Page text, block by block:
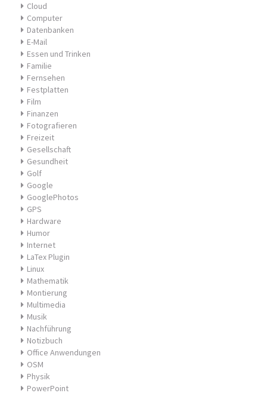
Cloud
Computer
Datenbanken
E-Mail
Essen und Trinken
Familie
Fernsehen
Festplatten
Film
Finanzen
Fotografieren
Freizeit
Gesellschaft
Gesundheit
Golf
Google
GooglePhotos
GPS
Hardware
Humor
Internet
LaTex Plugin
Linux
Mathematik
Montierung
Multimedia
Musik
Nachführung
Notizbuch
Office Anwendungen
OSM
Physik
PowerPoint